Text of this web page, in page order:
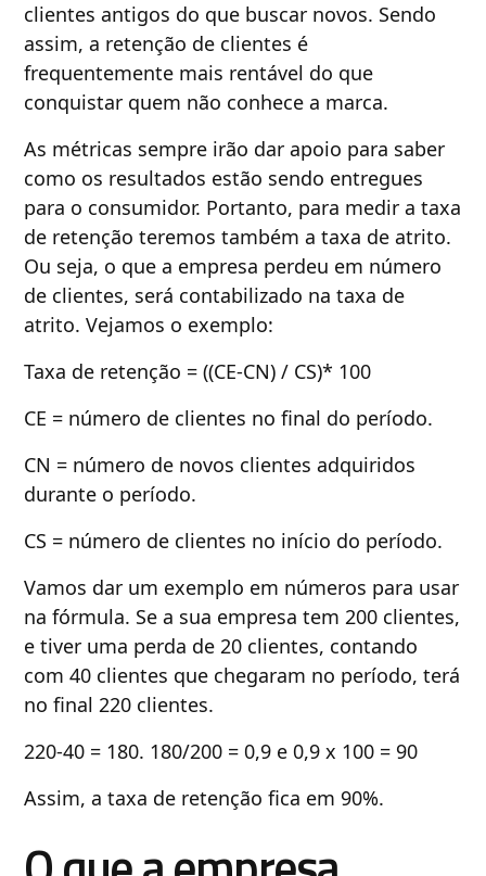
clientes antigos do que buscar novos. Sendo
assim, a retenção de clientes é
frequentemente mais rentável do que
conquistar quem não conhece a marca.
As métricas sempre irão dar apoio para saber
como os resultados estão sendo entregues
para o consumidor. Portanto, para medir a taxa
de retenção teremos também a taxa de atrito.
Ou seja, o que a empresa perdeu em número
de clientes, será contabilizado na taxa de
atrito. Vejamos o exemplo:
Taxa de retenção = ((CE-CN) / CS)* 100
CE = número de clientes no final do período.
CN = número de novos clientes adquiridos
durante o período.
CS = número de clientes no início do período.
Vamos dar um exemplo em números para usar
na fórmula. Se a sua empresa tem 200 clientes,
e tiver uma perda de 20 clientes, contando
com 40 clientes que chegaram no período, terá
no final 220 clientes.
220-40 = 180. 180/200 = 0,9 e 0,9 x 100 = 90
Assim, a taxa de retenção fica em 90%.